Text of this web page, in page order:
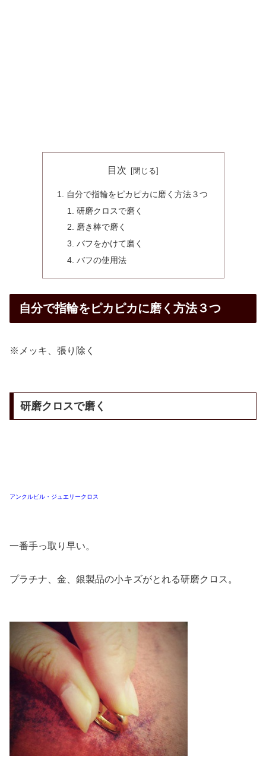
目次
自分で指輪をピカピカに磨く方法３つ
研磨クロスで磨く
磨き棒で磨く
バフをかけて磨く
バフの使用法
自分で指輪をピカピカに磨く方法３つ
※メッキ、張り除く
研磨クロスで磨く
アンクルビル・ジュエリークロス
一番手っ取り早い。
プラチナ、金、銀製品の小キズがとれる研磨クロス。